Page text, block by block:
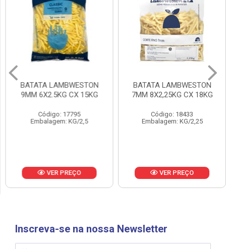
BATATA LAMBWESTON
9MM 6X2.5KG CX 15KG
Código: 17795
Embalagem: KG/2,5
VER PREÇO
BATATA LAMBWESTON
7MM 8X2,25KG CX 18KG
Código: 18433
Embalagem: KG/2,25
VER PREÇO
Inscreva-se na nossa Newsletter